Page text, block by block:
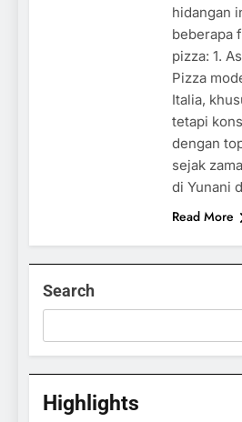
hidangan
beberapa
pizza: 1.
Pizza
Italia,
tetapi
dengan
sejak
di Yunani
Read More
Search
Highlights